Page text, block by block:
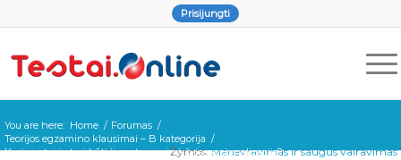
Prisijungti
You are here: Home / Forumas /
Teorijos egzamino klausimai – B kategorija /
Kuriuo atveju turi būti įjungta avarinė šviesos signalizacija?
Žymos:Manevravimas ir saugus vairavimas